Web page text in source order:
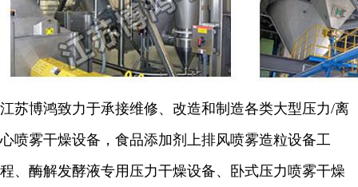
江苏博鸿致力于承接维修、改造和制造各类大型压力/离
心喷雾干燥设备，食品添加剂上排风喷雾造粒设备工
程、酶解发酵液专用压力干燥设备、卧式压力喷雾干燥